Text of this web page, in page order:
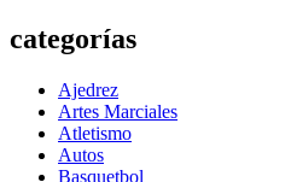
categorías
Ajedrez
Artes Marciales
Atletismo
Autos
Basquetbol